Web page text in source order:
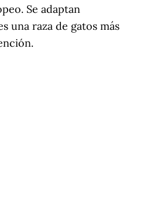
Se adaptan
una raza de gatos más